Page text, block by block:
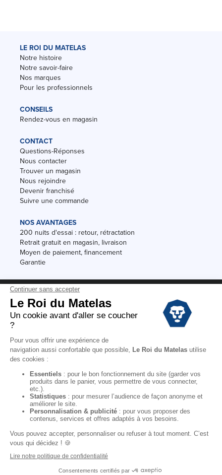
LE ROI DU MATELAS
Notre histoire
Notre savoir-faire
Nos marques
Pour les professionnels
CONSEILS
Rendez-vous en magasin
CONTACT
Questions-Réponses
Nous contacter
Trouver un magasin
Nous rejoindre
Devenir franchisé
Suivre une commande
NOS AVANTAGES
200 nuits d'essai : retour, rétractation
Retrait gratuit en magasin, livraison
Moyen de paiement, financement
Garantie
Conditions des offres
Black Friday
Destockage
Conditions Générales de vente magasin
Mentions Légales
Données personnelles
Codes promo Le Roi du Matelas
Copyright © 2022. All rights reserved.